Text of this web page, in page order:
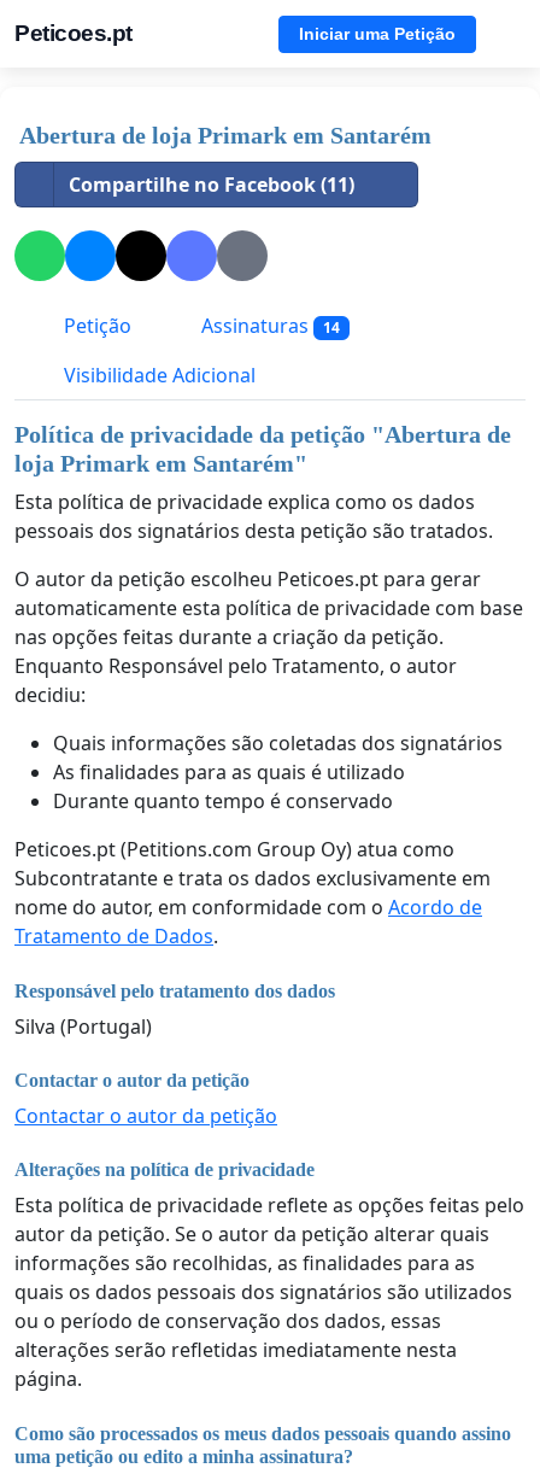
Peticoes.pt Iniciar uma Petição
Abertura de loja Primark em Santarém
Compartilhe no Facebook (11)
Petição Assinaturas 14
Visibilidade Adicional
Política de privacidade da petição "Abertura de
loja Primark em Santarém"
Esta política de privacidade explica como os dados
pessoais dos signatários desta petição são tratados.
O autor da petição escolheu Peticoes.pt para gerar
automaticamente esta política de privacidade com base
nas opções feitas durante a criação da petição.
Enquanto Responsável pelo Tratamento, o autor
decidiu:
Quais informações são coletadas dos signatários
As finalidades para as quais é utilizado
Durante quanto tempo é conservado
Peticoes.pt (Petitions.com Group Oy) atua como
Subcontratante e trata os dados exclusivamente em
nome do autor, em conformidade com o Acordo de
Tratamento de Dados.
Responsável pelo tratamento dos dados
Silva (Portugal)
Contactar o autor da petição
Contactar o autor da petição
Alterações na política de privacidade
Esta política de privacidade reflete as opções feitas pelo
autor da petição. Se o autor da petição alterar quais
informações são recolhidas, as finalidades para as
quais os dados pessoais dos signatários são utilizados
ou o período de conservação dos dados, essas
alterações serão refletidas imediatamente nesta
página.
Como são processados os meus dados pessoais quando assino
uma petição ou edito a minha assinatura?